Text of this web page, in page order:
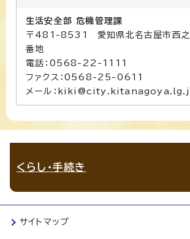
生活安全部 危機管理課
〒481-8531 愛知県北名古屋市西之
番地
電話：0568-22-1111
ファクス：0568-25-0611
メール：
くらし・手続き
サイトマップ